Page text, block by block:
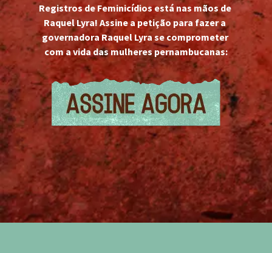
Registros de Feminicídios está nas mãos de
Raquel Lyra! Assine a petição para fazer a
governadora Raquel Lyra se comprometer
com a vida das mulheres pernambucanas: